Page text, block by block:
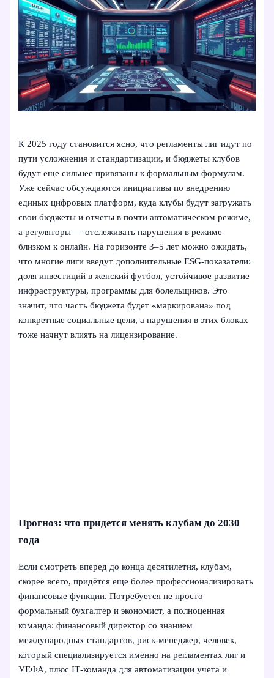
К 2025 году становится ясно, что регламенты лиг идут по
пути усложнения и стандартизации, и бюджеты клубов
будут еще сильнее привязаны к формальным формулам.
Уже сейчас обсуждаются инициативы по внедрению
единых цифровых платформ, куда клубы будут загружать
свои бюджеты и отчеты в почти автоматическом режиме,
а регуляторы — отслеживать нарушения в режиме
близком к онлайн. На горизонте 3–5 лет можно ожидать,
что многие лиги введут дополнительные ESG‑показатели:
доля инвестиций в женский футбол, устойчивое развитие
инфраструктуры, программы для болельщиков. Это
значит, что часть бюджета будет «маркирована» под
конкретные социальные цели, а нарушения в этих блоках
тоже начнут влиять на лицензирование.
Прогноз: что придется менять клубам до 2030
года
Если смотреть вперед до конца десятилетия, клубам,
скорее всего, придётся еще более профессионализировать
финансовые функции. Потребуется не просто
формальный бухгалтер и экономист, а полноценная
команда: финансовый директор со знанием
международных стандартов, риск‑менеджер, человек,
который специализируется именно на регламентах лиг и
УЕФА, плюс IT‑команда для автоматизации учета и